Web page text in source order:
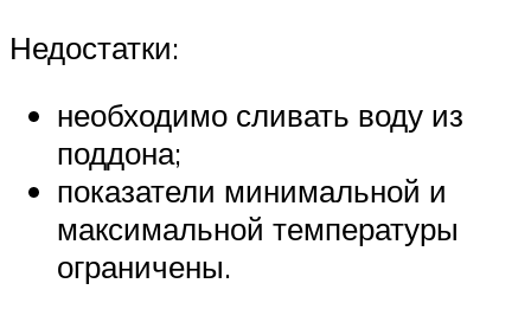
Недостатки:
необходимо сливать воду из
поддона;
показатели минимальной и
максимальной температуры
ограничены.